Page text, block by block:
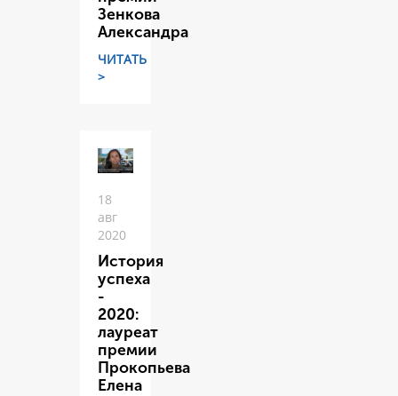
Зенкова
Александра
ЧИТАТЬ
>
18
авг
2020
История
успеха
-
2020:
лауреат
премии
Прокопьева
Елена